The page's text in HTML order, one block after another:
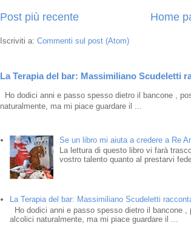
Post più recente Home
Iscriviti a: Commenti sul post (Atom)
La Terapia del bar: Massimiliano Scudeletti
Ho dodici anni e passo spesso dietro il bancone ,
naturalmente, ma mi piace guardare il ...
Se un libro mi aiuta a credere a Re
La lettura di questo libro vi farà
vostro talento quanto al prestarvi
La Terapia del bar: Massimiliano Scudeletti
Ho dodici anni e passo spesso dietro il bancone
alcolici naturalmente, ma mi piace guardare il ...